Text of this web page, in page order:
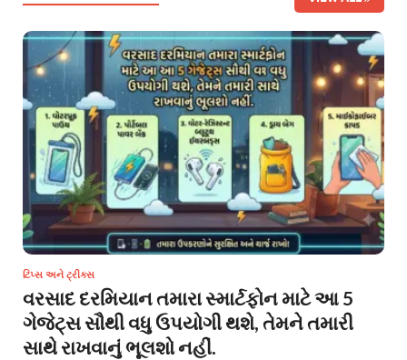
ટિપ્સ અને ટ્રીક્સ
વરસાદ દરમિયાન તમારા સ્માર્ટફોન માટે આ 5
ગેજેટ્સ સૌથી વધુ ઉપયોગી થશે, તેમને તમારી
સાથે રાખવાનું ભૂલશો નહીં.